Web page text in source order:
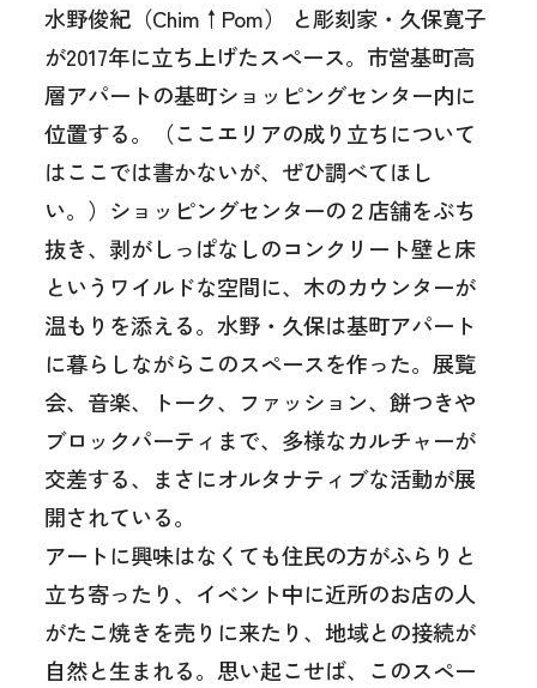
水野俊紀（Chim↑Pom） と彫刻家・久保寛子
が2017年に立ち上げたスペース。市営基町高
層アパートの基町ショッピングセンター内に
位置する。（ここエリアの成り立ちについて
はここでは書かないが、ぜひ調べてほし
い。）ショッピングセンターの２店舗をぶち
抜き、剥がしっぱなしのコンクリート壁と床
というワイルドな空間に、木のカウンターが
温もりを添える。水野・久保は基町アパート
に暮らしながらこのスペースを作った。展覧
会、音楽、トーク、ファッション、餅つきや
ブロックパーティまで、多様なカルチャーが
交差する、まさにオルタナティブな活動が展
開されている。
アートに興味はなくても住民の方がふらりと
立ち寄ったり、イベント中に近所のお店の人
がたこ焼きを売りに来たり、地域との接続が
自然と生まれる。思い起こせば、このスペー